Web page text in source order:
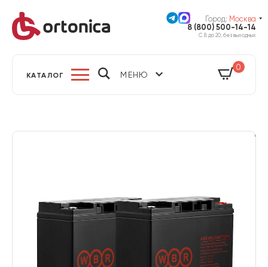
Город: Москва
8 (800) 500-14-14
С 8 до 20, без выходных
КАТАЛОГ МЕНЮ
0